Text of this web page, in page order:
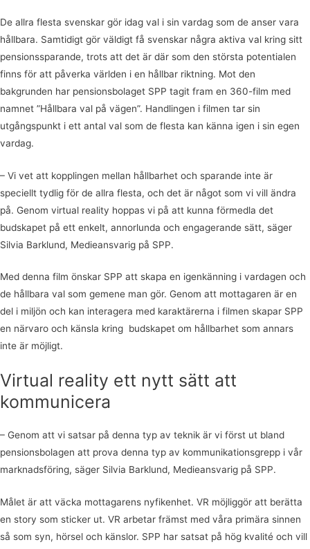
De allra flesta svenskar gör idag val i sin vardag som de anser vara
hållbara. Samtidigt gör väldigt få svenskar några aktiva val kring sitt
pensionssparande, trots att det är där som den största potentialen
finns för att påverka världen i en hållbar riktning. Mot den
bakgrunden har pensionsbolaget SPP tagit fram en 360-film med
namnet ”Hållbara val på vägen”. Handlingen i filmen tar sin
utgångspunkt i ett antal val som de flesta kan känna igen i sin egen
vardag.
– Vi vet att kopplingen mellan hållbarhet och sparande inte är
speciellt tydlig för de allra flesta, och det är något som vi vill ändra
på. Genom virtual reality hoppas vi på att kunna förmedla det
budskapet på ett enkelt, annorlunda och engagerande sätt, säger
Silvia Barklund, Medieansvarig på SPP.
Med denna film önskar SPP att skapa en igenkänning i vardagen och
de hållbara val som gemene man gör. Genom att mottagaren är en
del i miljön och kan interagera med karaktärerna i filmen skapar SPP
en närvaro och känsla kring budskapet om hållbarhet som annars
inte är möjligt.
Virtual reality ett nytt sätt att
kommunicera
– Genom att vi satsar på denna typ av teknik är vi först ut bland
pensionsbolagen att prova denna typ av kommunikationsgrepp i vår
marknadsföring, säger Silvia Barklund, Medieansvarig på SPP.
Målet är att väcka mottagarens nyfikenhet. VR möjliggör att berätta
en story som sticker ut. VR arbetar främst med våra primära sinnen
så som syn, hörsel och känslor. SPP har satsat på hög kvalité och vill